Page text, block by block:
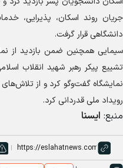
جریان روند اسکان، پذیرایی،
دانشگاهی قرار گرفت.
سیمایی همچنین ضمن بازدید از
تشییع پیکر رهبر شهید انقلاب
نمایشگاه گفت‌و‌گو کرد و از
رویداد ملی قدردانی کرد.
منبع: ایسنا